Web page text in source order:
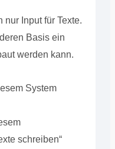
nur Input für Texte.
Basis ein
werden kann.
System
schreiben“